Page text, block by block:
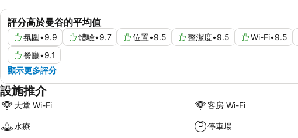
評分高於曼谷的平均值
氛圍•9.9 體驗•9.7 位置•9.5 整潔度•9.5 Wi-Fi•9.5
餐廳•9.1
顯示更多評分
設施推介
大堂 Wi-Fi 客房 Wi-Fi
水療 停車場